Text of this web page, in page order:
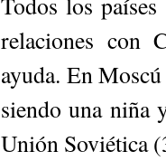
relaciones con
ayuda. En
siendo una niña
Unión So­viética